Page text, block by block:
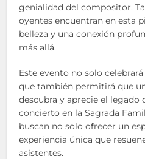
genialidad del compositor.
oyentes encuentran en esta
belleza y una conexión
más allá.
Este evento no solo
que también permitirá que
descubra y aprecie el legado
concierto en la Sagrada
buscan no solo ofrecer un
experiencia única que
asistentes.